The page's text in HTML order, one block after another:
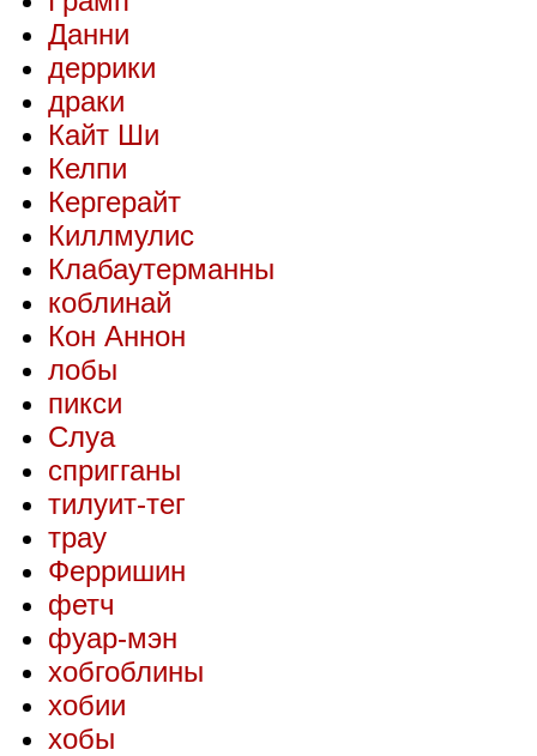
Данни
деррики
драки
Кайт Ши
Келпи
Кергерайт
Киллмулис
Клабаутерманны
коблинай
Кон Аннон
лобы
пикси
Слуа
спригганы
тилуит-тег
трау
Ферришин
фетч
фуар-мэн
хобгоблины
хобии
хобы